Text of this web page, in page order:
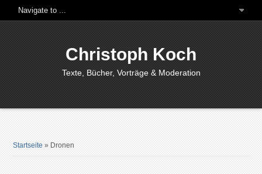
Christoph Koch
Texte, Bücher, Vorträge & Moderation
Startseite » Dronen